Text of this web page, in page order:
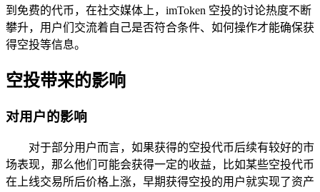
到免费的代币，在社交媒体上，imToken 空投的讨论热度不断
攀升，用户们交流着自己是否符合条件、如何操作才能确保获
得空投等信息。
空投带来的影响
对用户的影响
对于部分用户而言，如果获得的空投代币后续有较好的市
场表现，那么他们可能会获得一定的收益，比如某些空投代币
在上线交易所后价格上涨，早期获得空投的用户就实现了资产